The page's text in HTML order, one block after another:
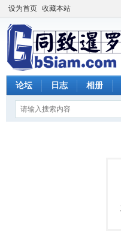
设为首页 收藏本站
论坛 日志 相册